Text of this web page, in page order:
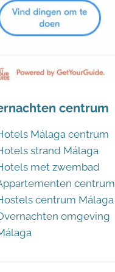
centrum
Málaga centrum
strand Málaga
met zwembad
centrum
centrum Málaga
omgeving